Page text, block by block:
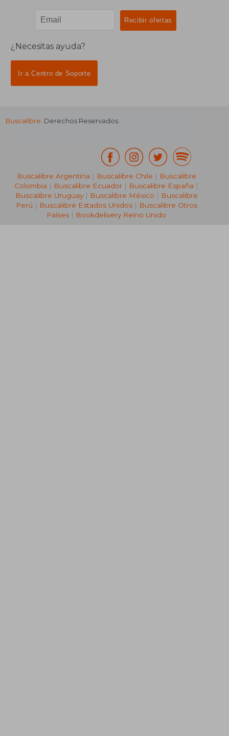
₡ 85.540
¿Necesitas ayuda?
Ir a Centro de Soporte
Buscalibre. Derechos Reservados.
Buscalibre Argentina | Buscalibre Chile | Buscalibre
Colombia | Buscalibre Ecuador | Buscalibre España |
Buscalibre Uruguay| Buscalibre México | Buscalibre
Perú | Buscalibre Estados Unidos| Buscalibre Otros
Países | Bookdelivery Reino Unido